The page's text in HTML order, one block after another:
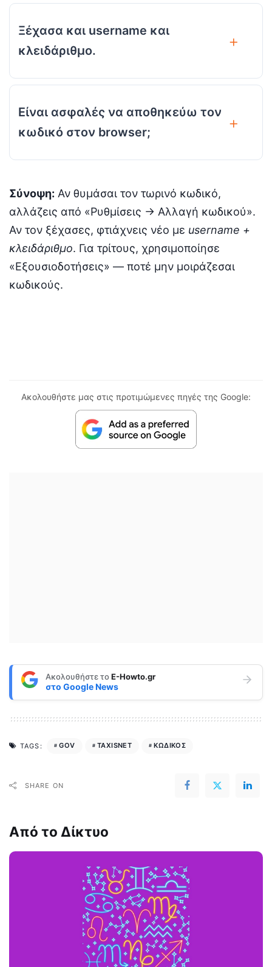
Ξέχασα και username και
κλειδάριθμο.
Είναι ασφαλές να αποθηκεύω τον
κωδικό στον browser;
Σύνοψη: Αν θυμάσαι τον τωρινό κωδικό,
αλλάζεις από «Ρυθμίσεις → Αλλαγή κωδικού».
Αν τον ξέχασες, φτιάχνεις νέο με username +
κλειδάριθμο. Για τρίτους, χρησιμοποίησε
«Εξουσιοδοτήσεις» — ποτέ μην μοιράζεσαι
κωδικούς.
Ακολουθήστε μας στις προτιμώμενες πηγές της Google:
Ακολουθήστε τοE-Howto.gr
στο Google News
TAGS: GOV TAXISNET ΚΩΔΙΚΟΣ
SHARE ON
Από το Δίκτυο